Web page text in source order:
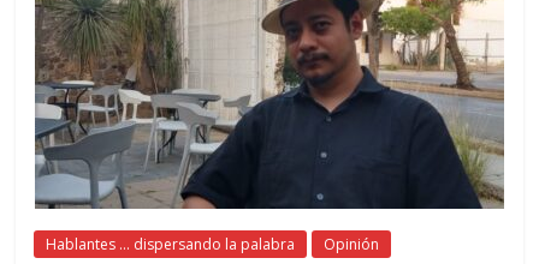
Hablantes ... dispersando la palabra Opinión